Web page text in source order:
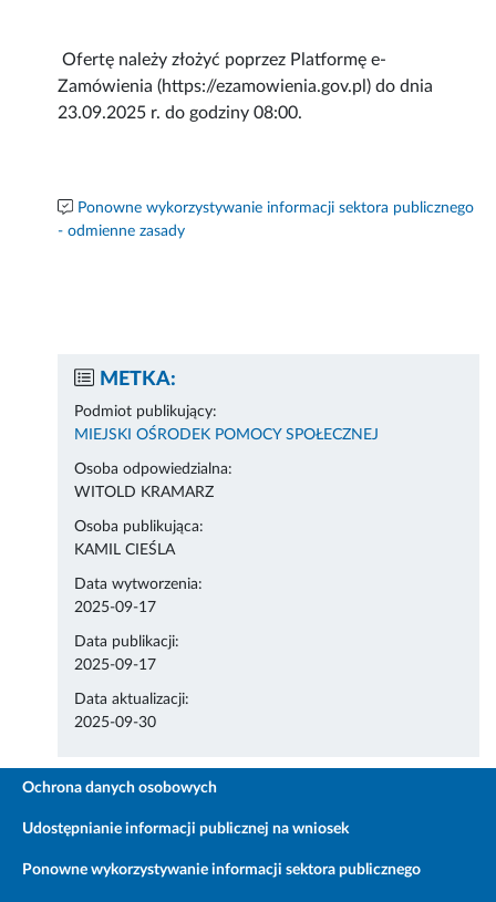
Ofertę należy złożyć poprzez Platformę e-
Zamówienia (https://ezamowienia.gov.pl) do dnia
23.09.2025 r. do godziny 08:00.
Ponowne wykorzystywanie informacji sektora publicznego
- odmienne zasady
METKA:
Podmiot publikujący:
MIEJSKI OŚRODEK POMOCY SPOŁECZNEJ
Osoba odpowiedzialna:
WITOLD KRAMARZ
Osoba publikująca:
KAMIL CIEŚLA
Data wytworzenia:
2025-09-17
Data publikacji:
2025-09-17
Data aktualizacji:
2025-09-30
Ochrona danych osobowych
Udostępnianie informacji publicznej na wniosek
Ponowne wykorzystywanie informacji sektora publicznego